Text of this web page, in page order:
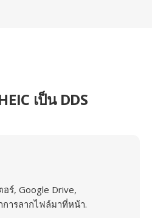
เป็น DDS
ร์, Google Drive,
การลากไฟล์มาที่หน้า.